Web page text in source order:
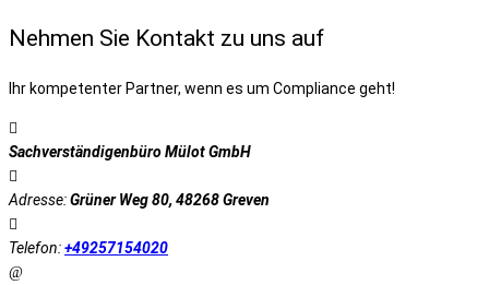
Nehmen Sie Kontakt zu uns auf
Ihr kompetenter Partner, wenn es um Compliance geht!
Sachverständigenbüro Mülot GmbH
Adresse:Grüner Weg 80, 48268 Greven
Telefon:+49257154020